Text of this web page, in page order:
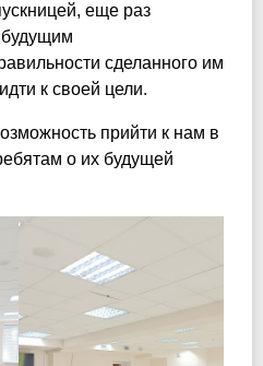
еще раз
будущим
сделанного им
к своей цели.
прийти к нам в
о их будущей